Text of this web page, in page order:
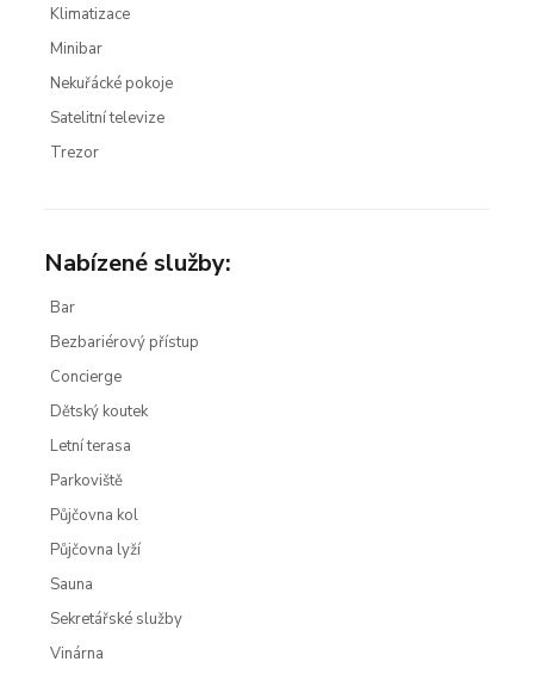
Klimatizace
Minibar
Nekuřácké pokoje
Satelitní televize
Trezor
Nabízené služby:
Bar
Bezbariérový přístup
Concierge
Dětský koutek
Letní terasa
Parkoviště
Půjčovna kol
Půjčovna lyží
Sauna
Sekretářské služby
Vinárna